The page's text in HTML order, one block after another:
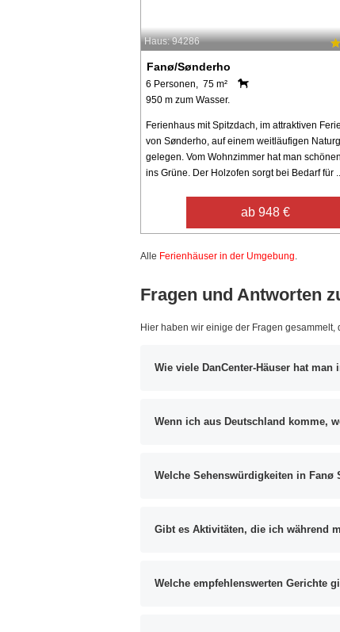
Haus: 94286
Fanø/Sønderho
6 Personen, 75 m²
950 m zum Wasser.
Ferienhaus mit Spitzdach, im attraktiven
von Sønderho, auf einem weitläufigen
gelegen. Vom Wohnzimmer hat man
ins Grüne. Der Holzofen sorgt bei Bedarf für ...
ab 948 €
Alle Ferienhäuser in der Umgebung
Fragen und Antworten
Hier haben wir einige der Fragen
Wie viele DanCenter-Häuser hat
Wenn ich aus Deutschland komme,
Welche Sehenswürdigkeiten in
Gibt es Aktivitäten, die ich während
Welche empfehlenswerten Gerichte